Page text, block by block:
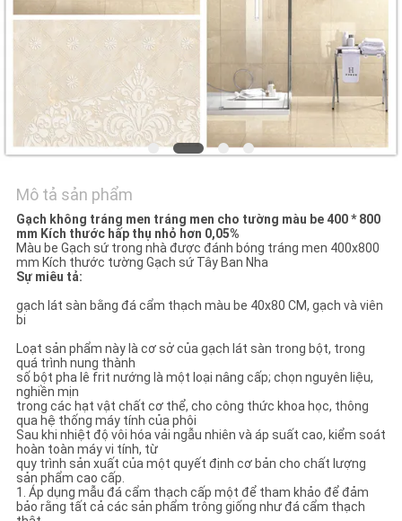
YÊU
CẦU
ĐẶT
GIÁ
SƠ
ĐỒ
TRANG
WEB
CHÍNH
SÁCH
BẢO
MẬT
Mô tả sản phẩm
Gạch không tráng men tráng men cho tường màu be 400 * 800
mm Kích thước hấp thụ nhỏ hơn 0,05%
Màu be Gạch sứ trong nhà được đánh bóng tráng men 400x800
mm Kích thước tường Gạch sứ Tây Ban Nha
Sự miêu tả:
gạch lát sàn bằng đá cẩm thạch màu be 40x80 CM, gạch và viên
bi
Loạt sản phẩm này là cơ sở của gạch lát sàn trong bột, trong
quá trình nung thành
số bột pha lê frit nướng là một loại nâng cấp; chọn nguyên liệu,
nghiền mịn
trong các hạt vật chất cơ thể, cho công thức khoa học, thông
qua hệ thống máy tính của phôi
Sau khi nhiệt độ vôi hóa vải ngẫu nhiên và áp suất cao, kiểm soát
hoàn toàn máy vi tính, từ
quy trình sản xuất của một quyết định cơ bản cho chất lượng
sản phẩm cao cấp.
1. Áp dụng mẫu đá cẩm thạch cấp một để tham khảo để đảm
bảo rằng tất cả các sản phẩm trông giống như đá cẩm thạch